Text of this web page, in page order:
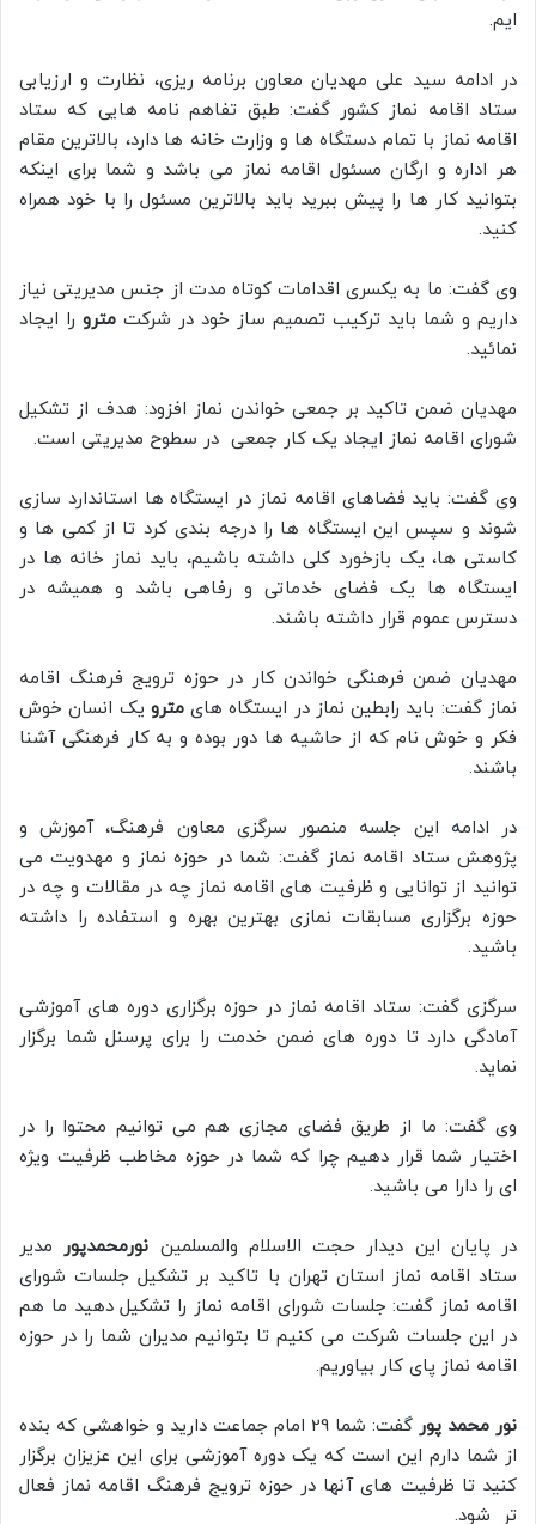
ایم.
در ادامه سید علی مهدیان معاون برنامه ریزی، نظارت و ارزیابی
ستاد اقامه نماز کشور گفت: طبق تفاهم نامه هایی که ستاد
اقامه نماز با تمام دستگاه ها و وزارت خانه ها دارد، بالاترین مقام
هر اداره و ارگان مسئول اقامه نماز می باشد و شما برای اینکه
بتوانید کار ها را پیش ببرید باید بالاترین مسئول را با خود همراه
کنید.
وی گفت: ما به یکسری اقدامات کوتاه مدت از جنس مدیریتی نیاز
داریم و شما باید ترکیب تصمیم ساز خود در شرکت مترو را ایجاد
نمائید.
مهدیان ضمن تاکید بر جمعی خواندن نماز افزود: هدف از تشکیل
شورای اقامه نماز ایجاد یک کار جمعی در سطوح مدیریتی است.
وی گفت: باید فضاهای اقامه نماز در ایستگاه ها استاندارد سازی
شوند و سپس این ایستگاه ها را درجه بندی کرد تا از کمی ها و
کاستی ها، یک بازخورد کلی داشته باشیم، باید نماز خانه ها در
ایستگاه ها یک فضای خدماتی و رفاهی باشد و همیشه در
دسترس عموم قرار داشته باشند.
مهدیان ضمن فرهنگی خواندن کار در حوزه ترویج فرهنگ اقامه
نماز گفت: باید رابطین نماز در ایستگاه هایمترو یک انسان خوش
فکر و خوش نام که از حاشیه ها دور بوده و به کار فرهنگی آشنا
باشند.
در ادامه این جلسه منصور سرگزی معاون فرهنگ، آموزش و
پژوهش ستاد اقامه نماز گفت: شما در حوزه نماز و مهدویت می
توانید از توانایی و ظرفیت های اقامه نماز چه در مقالات و چه در
حوزه برگزاری مسابقات نمازی بهترین بهره و استفاده را داشته
باشید.
سرگزی گفت: ستاد اقامه نماز در حوزه برگزاری دوره های آموزشی
آمادگی دارد تا دوره های ضمن خدمت را برای پرسنل شما برگزار
نماید.
وی گفت: ما از طریق فضای مجازی هم می توانیم محتوا را در
اختیار شما قرار دهیم چرا که شما در حوزه مخاطب ظرفیت ویژه
ای را دارا می باشید.
در پایان این دیدار حجت الاسلام والمسلمین نورمحمدپور
مدیر
ستاد اقامه نماز استان تهران با تاکید بر تشکیل جلسات شورای
اقامه نماز گفت: جلسات شورای اقامه نماز را تشکیل دهید ما هم
در این جلسات شرکت می کنیم تا بتوانیم مدیران شما را در حوزه
اقامه نماز پای کار بیاوریم.
نور محمد پور
گفت: شما 29 امام جماعت دارید و خواهشی که بنده
از شما دارم این است که یک دوره آموزشی برای این عزیزان برگزار
کنید تا ظرفیت های آنها در حوزه ترویج فرهنگ اقامه نماز فعال
تر شود.